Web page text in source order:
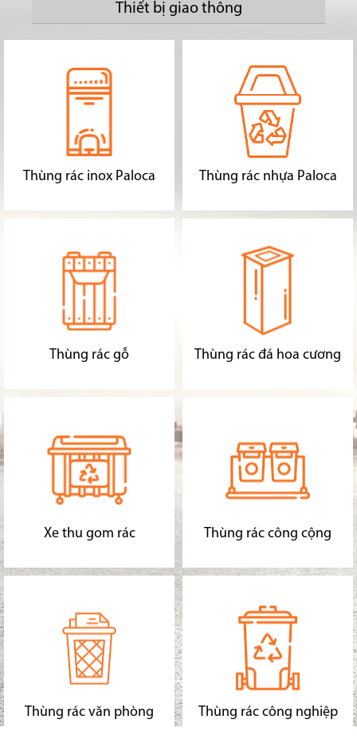
Thiết bị giao thông
Thùng rác inox Paloca Thùng rác nhựa Paloca
Thùng rác gỗ Thùng rác đá hoa cương
Xe thu gom rác Thùng rác công cộng
Thùng rác văn phòng Thùng rác công nghiệp